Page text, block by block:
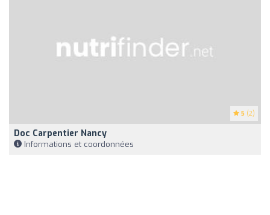
5 (2)
Doc Carpentier Nancy
Informations et coordonnées